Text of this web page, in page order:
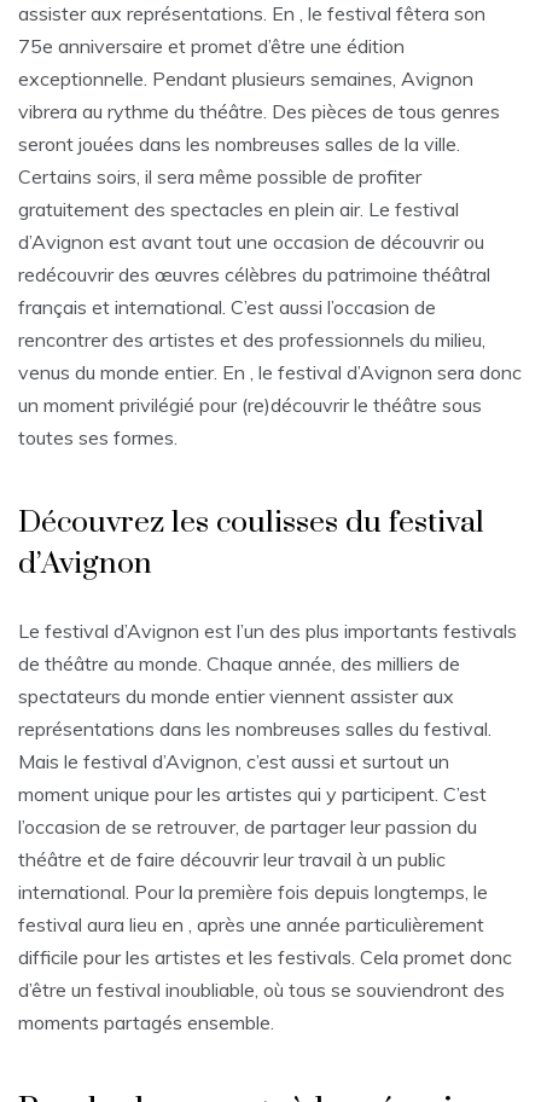
assister aux représentations. En , le festival fêtera son
75e anniversaire et promet d’être une édition
exceptionnelle. Pendant plusieurs semaines, Avignon
vibrera au rythme du théâtre. Des pièces de tous genres
seront jouées dans les nombreuses salles de la ville.
Certains soirs, il sera même possible de profiter
gratuitement des spectacles en plein air. Le festival
d’Avignon est avant tout une occasion de découvrir ou
redécouvrir des œuvres célèbres du patrimoine théâtral
français et international. C’est aussi l’occasion de
rencontrer des artistes et des professionnels du milieu,
venus du monde entier. En , le festival d’Avignon sera donc
un moment privilégié pour (re)découvrir le théâtre sous
toutes ses formes.
Découvrez les coulisses du festival
d’Avignon
Le festival d’Avignon est l’un des plus importants festivals
de théâtre au monde. Chaque année, des milliers de
spectateurs du monde entier viennent assister aux
représentations dans les nombreuses salles du festival.
Mais le festival d’Avignon, c’est aussi et surtout un
moment unique pour les artistes qui y participent. C’est
l’occasion de se retrouver, de partager leur passion du
théâtre et de faire découvrir leur travail à un public
international. Pour la première fois depuis longtemps, le
festival aura lieu en , après une année particulièrement
difficile pour les artistes et les festivals. Cela promet donc
d’être un festival inoubliable, où tous se souviendront des
moments partagés ensemble.